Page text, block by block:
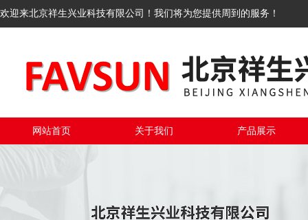
欢迎来北京祥生兴业科技有限公司！我们将为您提供周到的服务！
网站首页 关于我们 产品展示